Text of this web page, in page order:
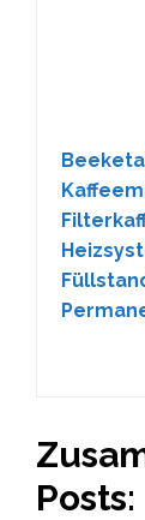
Posts: